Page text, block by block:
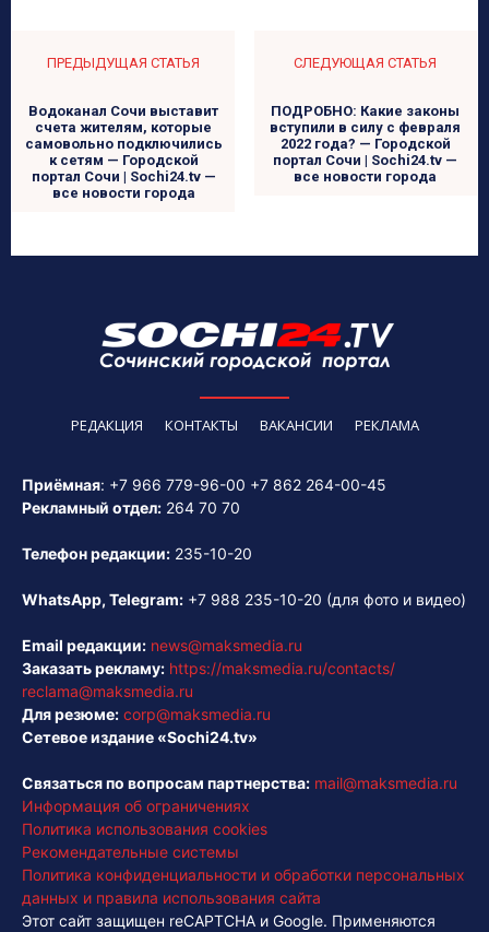
ПРЕДЫДУЩАЯ СТАТЬЯ
Водоканал Сочи выставит
счета жителям, которые
самовольно подключились
к сетям — Городской
портал Сочи | Sochi24.tv —
все новости города
СЛЕДУЮЩАЯ СТАТЬЯ
ПОДРОБНО: Какие законы
вступили в силу с февраля
2022 года? — Городской
портал Сочи | Sochi24.tv —
все новости города
РЕДАКЦИЯ КОНТАКТЫ ВАКАНСИИ РЕКЛАМА
Приёмная: +7 966 779-96-00 +7 862 264-00-45
Рекламный отдел: 264 70 70
Телефон редакции: 235-10-20
WhatsApp, Telegram: +7 988 235-10-20 (для фото и видео)
Email редакции: news@maksmedia.ru
Заказать рекламу: https://maksmedia.ru/contacts/
reclama@maksmedia.ru
Для резюме: corp@maksmedia.ru
Сетевое издание «Sochi24.tv»
Связаться по вопросам партнерства: mail@maksmedia.ru
Информация об ограничениях
Политика использования cookies
Рекомендательные системы
Политика конфиденциальности и обработки персональных
данных и правила использования сайта
Этот сайт защищен reCAPTCHA и Google. Применяются